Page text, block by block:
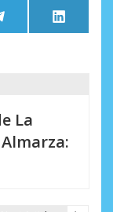
Compartir
en
Telegram
en
LinkedIn
La